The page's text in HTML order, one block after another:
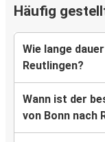
Häufig
Wie lange
Reutlingen?
Wann ist der
von Bonn nach